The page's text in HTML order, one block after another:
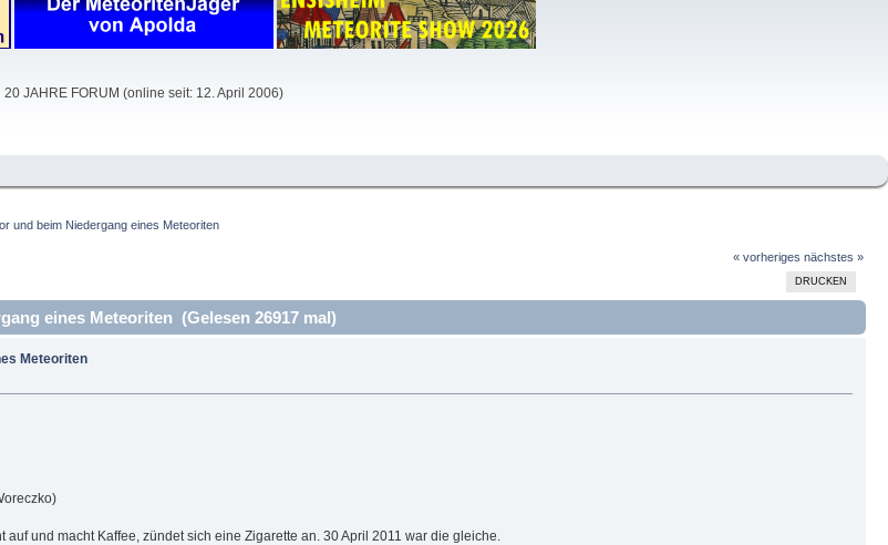
20 JAHRE FORUM (online seit: 12. April 2006)
und beim Niedergang eines Meteoriten
« vorheriges nächstes »
DRUCKEN
eines Meteoriten (Gelesen 26917 mal)
Meteoriten
und macht Kaffee, zündet sich eine Zigarette an. 30 April 2011 war die gleiche.